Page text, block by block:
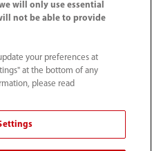
sitio ｜ Aviso cookies
will only use essential
not be able to provide
your preferences at
at the bottom of any
please read